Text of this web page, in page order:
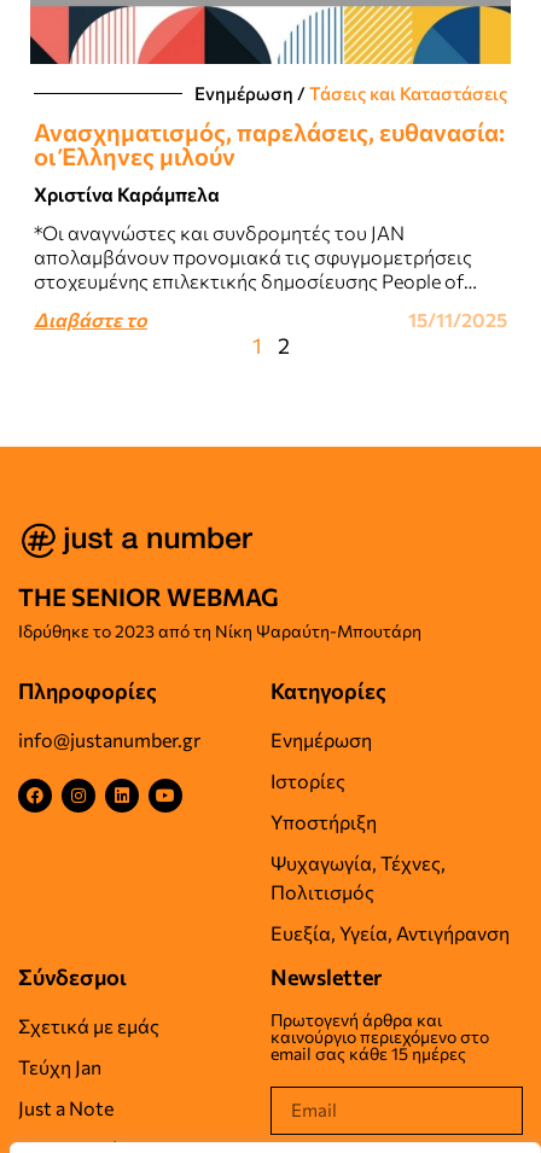
Ενημέρωση /Τάσεις και Καταστάσεις
Ανασχηματισμός, παρελάσεις, ευθανασία:
οι Έλληνες μιλούν
Χριστίνα Καράμπελα
*Οι αναγνώστες και συνδρομητές του JAN
απολαμβάνουν προνομιακά τις σφυγμομετρήσεις
στοχευμένης επιλεκτικής δημοσίευσης People of
Διαβάστε το 15/11/2025
1 2
THE SENIOR WEBMAG
Iδρύθηκε το2023 από τη Νίκη Ψαραύτη-Μπουτάρη
Πληροφορίες
info@justanumber.gr
Κατηγορίες
Ενημέρωση
Ιστορίες
Υποστήριξη
Ψυχαγωγία, Τέχνες,
Πολιτισμός
Ευεξία, Υγεία, Αντιγήρανση
Σύνδεσμοι
Σχετικά με εμάς
Τεύχη Jan
Just a Note
Newsletter
Πρωτογενή άρθρα και
καινούργιο περιεχόμενο στο
email σας κάθε 15 ημέρες